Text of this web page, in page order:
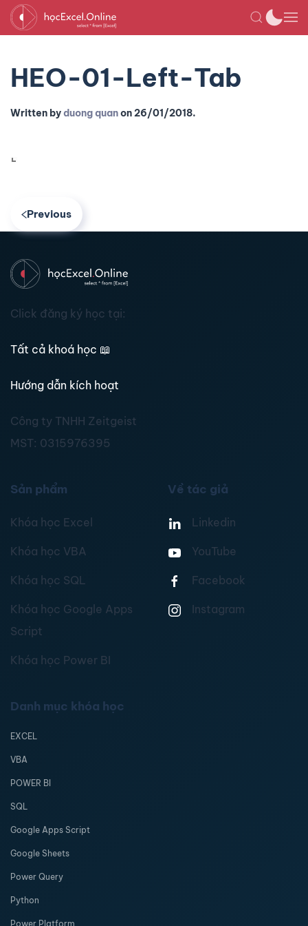
HEO-01-Left-Tab
Written byduong quanon26/01/2018.
Previous
Click đăng ký học tại:
Tất cả khoá học 📖
Hướng dẫn kích hoạt
Công ty TNHH Zeitgeist
MST: 0315976395
Sản phẩm
Khóa học Excel
Khóa học VBA
Khóa học SQL
Khóa học Google Apps
Script
Khóa học Power BI
Về tác giả
Linkedin
YouTube
Facebook
Instagram
Danh mục khóa học
EXCEL
VBA
POWER BI
SQL
Google Apps Script
Google Sheets
Power Query
Python
Power Platform